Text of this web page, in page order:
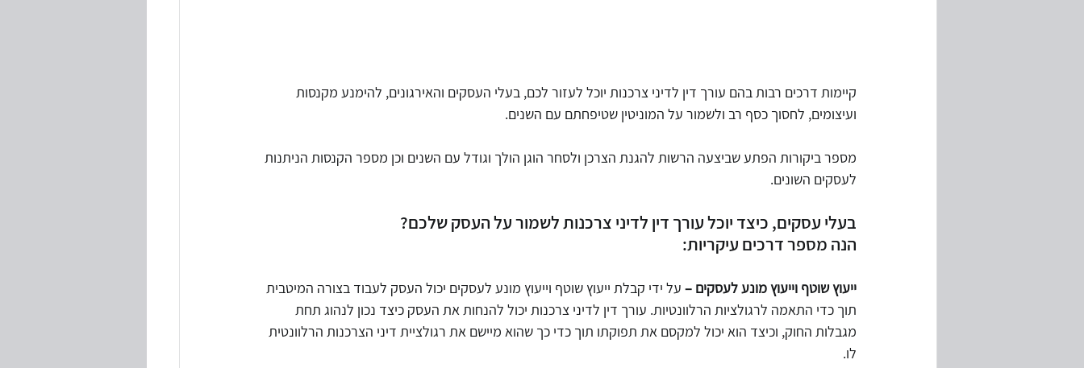
קיימות דרכים רבות בהם עורך דין לדיני צרכנות יוכל לעזור לכם, בעלי העסקים והאירגונים, להימנע מקנסות
ועיצומים, לחסוך כסף רב ולשמור על המוניטין שטיפחתם עם השנים.
מספר ביקורות הפתע שביצעה הרשות להגנת הצרכן ולסחר הוגן הולך וגודל עם השנים וכן מספר הקנסות הניתנות
לעסקים השונים.
בעלי עסקים, כיצד יוכל עורך דין לדיני צרכנות לשמור על העסק שלכם?
הנה מספר דרכים עיקריות:
ייעוץ שוטף וייעוץ מונע לעסקים – על ידי קבלת ייעוץ שוטף וייעוץ מונע לעסקים יכול העסק לעבוד בצורה המיטבית
תוך כדי התאמה לרגולציות הרלוונטיות. עורך דין לדיני צרכנות יכול להנחות את העסק כיצד נכון לנהוג תחת
מגבלות החוק, וכיצד הוא יכול למקסם את תפוקתו תוך כדי כך שהוא מיישם את רגולציית דיני הצרכנות הרלוונטית
לו.